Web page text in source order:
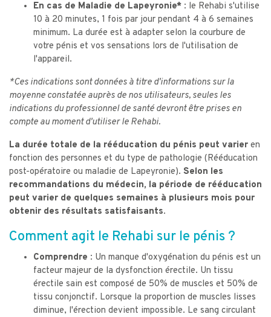
En cas de Maladie de Lapeyronie* : le Rehabi s'utilise
10 à 20 minutes, 1 fois par jour pendant 4 à 6 semaines
minimum. La durée est à adapter selon la courbure de
votre pénis et vos sensations lors de l'utilisation de
l'appareil.
*Ces indications sont données à titre d'informations sur la
moyenne constatée auprès de nos utilisateurs, seules les
indications du professionnel de santé devront être prises en
compte au moment d'utiliser le Rehabi.
La durée totale de la rééducation du pénis peut varier en
fonction des personnes et du type de pathologie (Rééducation
post-opératoire ou maladie de Lapeyronie). Selon les
recommandations du médecin, la période de rééducation
peut varier de quelques semaines à plusieurs mois pour
obtenir des résultats satisfaisants.
Comment agit le Rehabi sur le pénis ?
Comprendre : Un manque d'oxygénation du pénis est un
facteur majeur de la dysfonction érectile. Un tissu
érectile sain est composé de 50% de muscles et 50% de
tissu conjonctif. Lorsque la proportion de muscles lisses
diminue, l'érection devient impossible. Le sang circulant